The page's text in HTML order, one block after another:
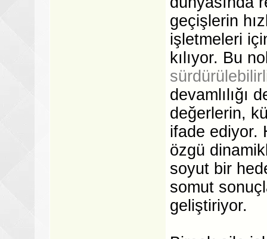
geçişlerin
işletmeleri
kılıyor. Bu
devamlılığı
değerlerin,
ifade ediyor.
özgü
soyut bir
somut
geliştiriyor.